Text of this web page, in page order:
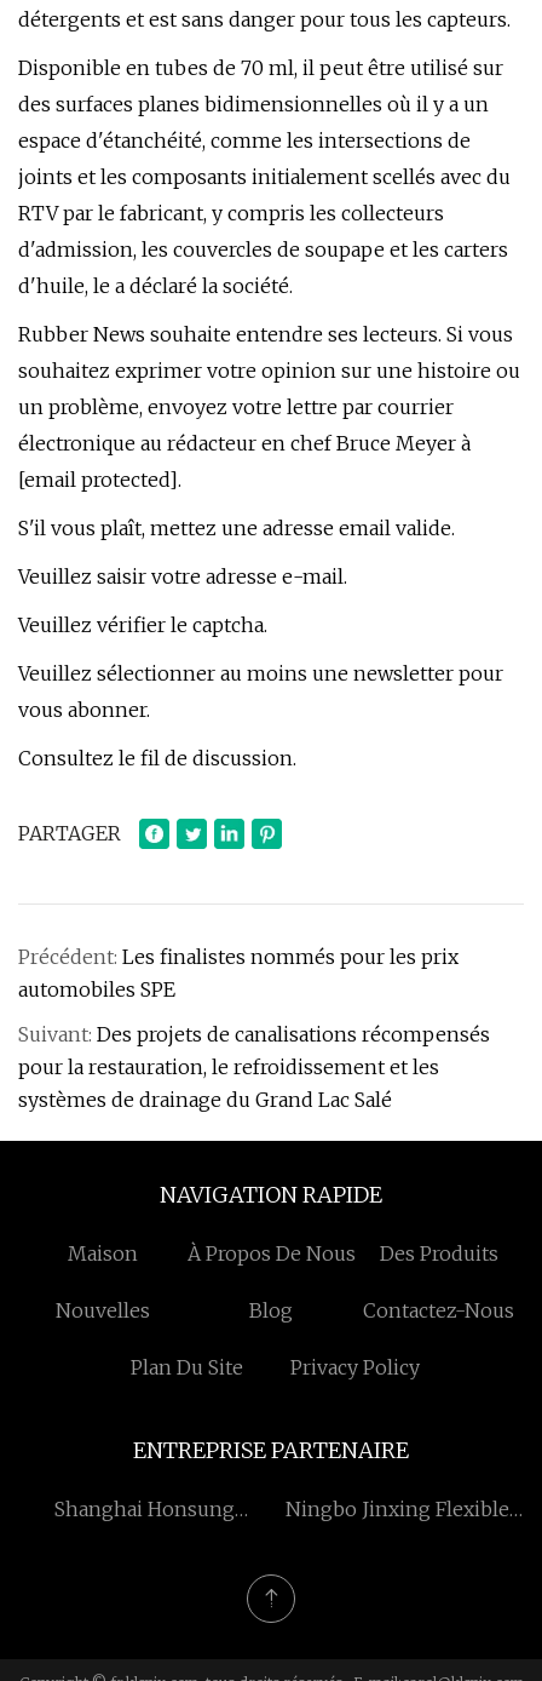
détergents et est sans danger pour tous les capteurs.
Disponible en tubes de 70 ml, il peut être utilisé sur
des surfaces planes bidimensionnelles où il y a un
espace d'étanchéité, comme les intersections de
joints et les composants initialement scellés avec du
RTV par le fabricant, y compris les collecteurs
d'admission, les couvercles de soupape et les carters
d'huile, le a déclaré la société.
Rubber News souhaite entendre ses lecteurs. Si vous
souhaitez exprimer votre opinion sur une histoire ou
un problème, envoyez votre lettre par courrier
électronique au rédacteur en chef Bruce Meyer à
[email protected].
S'il vous plaît, mettez une adresse email valide.
Veuillez saisir votre adresse e-mail.
Veuillez vérifier le captcha.
Veuillez sélectionner au moins une newsletter pour
vous abonner.
Consultez le fil de discussion.
PARTAGER
Précédent: Les finalistes nommés pour les prix
automobiles SPE
Suivant: Des projets de canalisations récompensés
pour la restauration, le refroidissement et les
systèmes de drainage du Grand Lac Salé
NAVIGATION RAPIDE
Maison À Propos De Nous Des Produits
Nouvelles Blog Contactez-Nous
Plan Du Site Privacy Policy
ENTREPRISE PARTENAIRE
Shanghai Honsung
Ningbo Jinxing Flexible